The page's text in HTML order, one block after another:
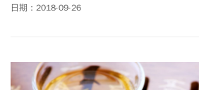
乾癢。建議平常可吃些甘酸具滋潤性的食物
日期：2018-09-26